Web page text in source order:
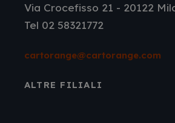
Via Crocefisso 21 - 20122
Tel 02 58321772
cartorange@cartorange.com
ALTRE FILIALI